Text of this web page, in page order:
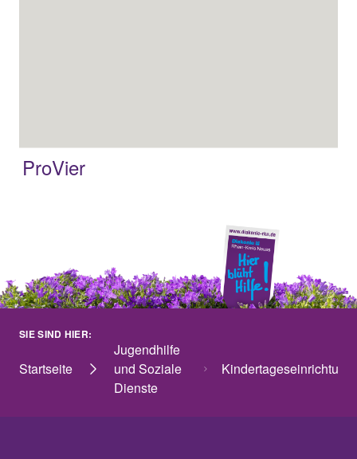
ProVier
SIE SIND HIER:
Startseite
Jugendhilfe
und Soziale
Dienste